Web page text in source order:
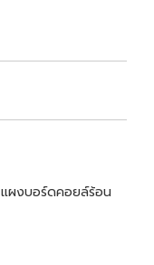
แผงบอร์ดคอยล์ร้อน